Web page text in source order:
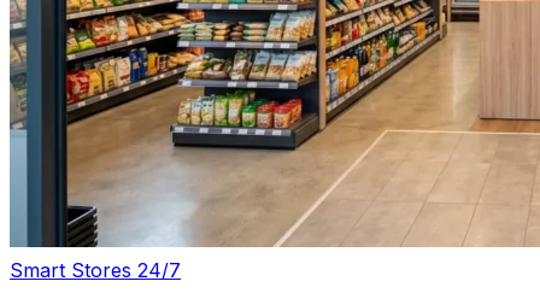
Smart Stores 24/7